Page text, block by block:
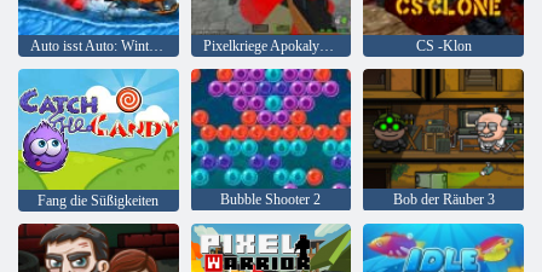
Pixelkriege Apokalypse Zombie CS -Klon
Fang die Süßigkeiten Bubble Shooter 2 Bob der Räuber 3